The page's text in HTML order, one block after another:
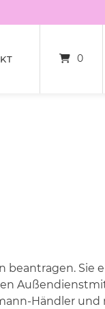
0
beantragen. Sie
Händler und